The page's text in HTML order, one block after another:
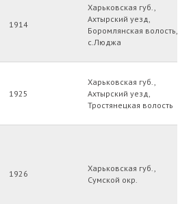
1914
Харьковская губ.,
Ахтырский уезд,
Боромлянская волость,
с.Люджа
1925
Харьковская губ.,
Ахтырский уезд,
Тростянецкая волость
1926
Харьковская губ.,
Сумской окр.